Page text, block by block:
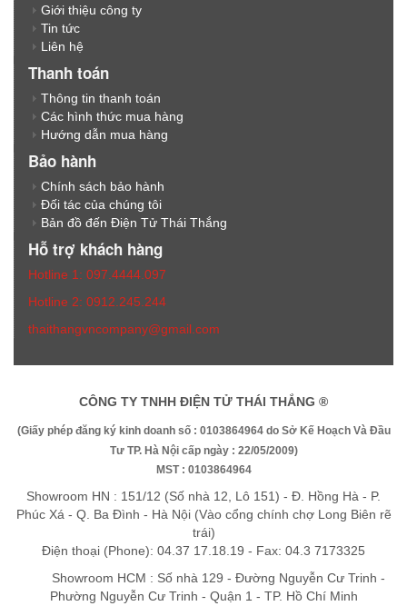
Giới thiệu công ty
Tin tức
Liên hệ
Thanh toán
Thông tin thanh toán
Các hình thức mua hàng
Hướng dẫn mua hàng
Bảo hành
Chính sách bảo hành
Đối tác của chúng tôi
Bản đồ đến Điện Tử Thái Thắng
Hỗ trợ khách hàng
Hotline 1: 097.4444.097
Hotline 2: 0912.245.244
thaithangvncompany@gmail.com
CÔNG TY TNHH ĐIỆN TỬ THÁI THẮNG ®
(Giấy phép đăng ký kinh doanh số : 0103864964 do Sở Kế Hoạch Và Đầu
Tư TP. Hà Nội cấp ngày : 22/05/2009)
MST : 0103864964
Showroom HN : 151/12 (Số nhà 12, Lô 151) - Đ. Hồng Hà - P.
Phúc Xá - Q. Ba Đình - Hà Nội (Vào cổng chính chợ Long Biên rẽ
trái)
Điện thoại (Phone): 04.37 17.18.19 - Fax: 04.3 7173325
Showroom HCM : Số nhà 129 - Đường Nguyễn Cư Trinh -
Phường Nguyễn Cư Trinh - Quận 1 - TP. Hồ Chí Minh